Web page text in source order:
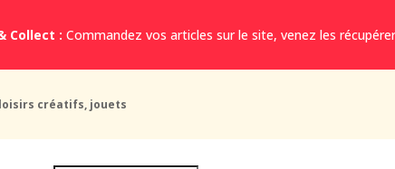
Collect : Commandez vos articles sur le site, venez les
créatifs, jouets